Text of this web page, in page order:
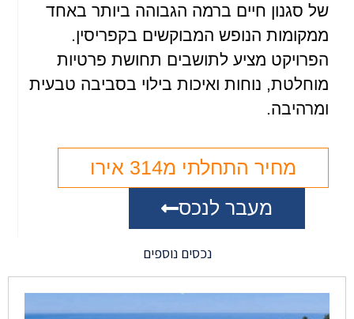
של סגנון חיים ברמה הגבוהה ביותר באחד
ממקומות הנופש המבוקשים בקפריסין.
הפרויקט מציע לתושבים תחושת פרטיות
מוחלטת, נוחות ואיכות בילוי בסביבה טבעית
ומרהיבה.
מחיר התחלתי מ314 אירו
מעבר לנכס
נכסים נוספים